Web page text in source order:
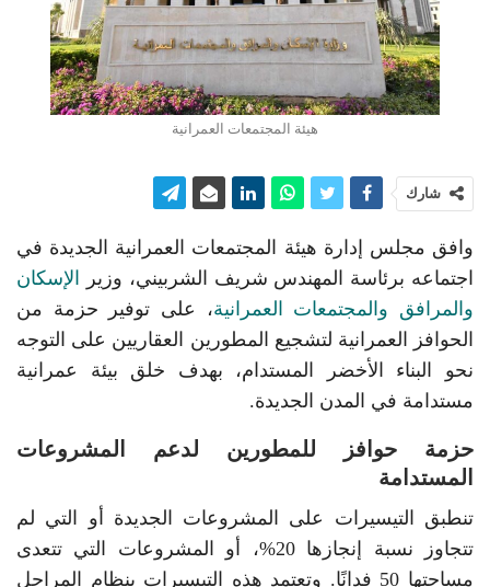
هيئة المجتمعات العمرانية
شارك
وافق مجلس إدارة هيئة المجتمعات العمرانية الجديدة في
اجتماعه برئاسة المهندس شريف الشربيني، وزير
الإسكان
والمرافق والمجتمعات العمرانية، على توفير حزمة من
الحوافز العمرانية لتشجيع المطورين العقاريين على التوجه
نحو البناء الأخضر المستدام، بهدف خلق بيئة عمرانية
مستدامة في المدن الجديدة.
حزمة حوافز للمطورين لدعم المشروعات
المستدامة
تنطبق التيسيرات على المشروعات الجديدة أو التي لم
تتجاوز نسبة إنجازها 20%، أو المشروعات التي تتعدى
مساحتها 50 فدانًا. وتعتمد هذه التيسيرات بنظام المراحل